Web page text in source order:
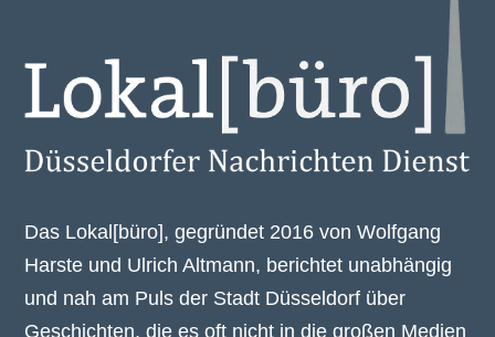
Das Lokal[büro], gegründet 2016 von Wolfgang
Harste und Ulrich Altmann, berichtet unabhängig
und nah am Puls der Stadt Düsseldorf über
Geschichten, die es oft nicht in die großen Medien